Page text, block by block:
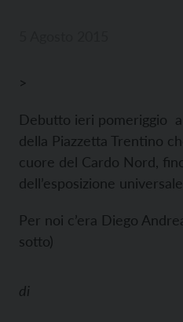
>
Debutto ieri pomeriggio
della Piazzetta Trentino
cuore del Cardo Nord,
dell’esposizione
Per noi c’era Diego
sotto)
di